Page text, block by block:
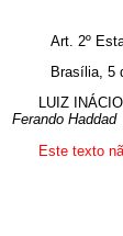
Art. 2º
Brasília, 5
LUIZ
Ferando Haddad
Este texto